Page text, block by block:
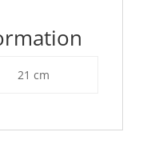
21 cm